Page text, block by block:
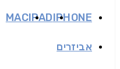
IPHONE
IPAD
MAC
אביזרים